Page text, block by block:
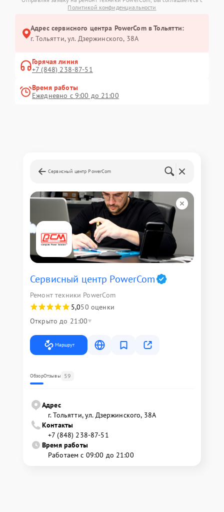
Политикой конфиденциальности
Адрес сервисного центра PowerCom в Тольятти:
г. Тольятти, ул. Дзержинского, 38А
Горячая линия
+7 (848) 238-87-51
Время работы
Ежедневно с 9:00 до 21:00
Сервисный центр PowerCom
Сервисный центр PowerCom
Ремонт техники PowerCom
5,050 оценки
Открыто до 21:00
Маршрут
ОбзорОтзывы 59
Адрес
г. Тольятти, ул. Дзержинского, 38А
Контакты
+7 (848) 238-87-51
Время работы
Работаем с 09:00 до 21:00